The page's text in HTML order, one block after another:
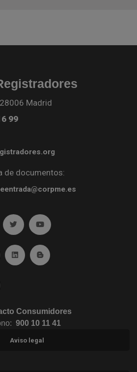
Madrid
99
de documentos:
facebook (abre en ventana nueva)
Ir a twitter (abre en ventana nueva)
Ir a YouTube (abre en
Flickr (abre en ventana nueva)
Ir a Linkedin (abre en ventana nueva)
Ir al Blog (abre en ventana
Instagram (abre en ventana nueva)
Consumidores
900 10 11 41
Aviso legal